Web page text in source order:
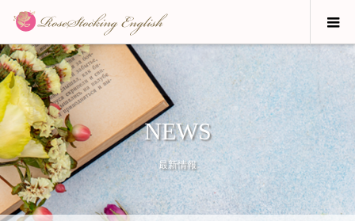
NEWS
最新情報